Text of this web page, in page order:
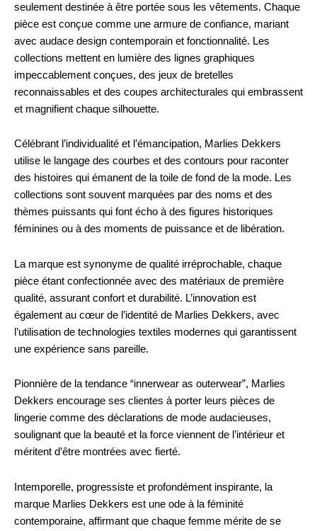
seulement destinée à être portée sous les vêtements. Chaque
pièce est conçue comme une armure de confiance, mariant
avec audace design contemporain et fonctionnalité. Les
collections mettent en lumière des lignes graphiques
impeccablement conçues, des jeux de bretelles
reconnaissables et des coupes architecturales qui embrassent
et magnifient chaque silhouette.
Célébrant l’individualité et l’émancipation, Marlies Dekkers
utilise le langage des courbes et des contours pour raconter
des histoires qui émanent de la toile de fond de la mode. Les
collections sont souvent marquées par des noms et des
thèmes puissants qui font écho à des figures historiques
féminines ou à des moments de puissance et de libération.
La marque est synonyme de qualité irréprochable, chaque
pièce étant confectionnée avec des matériaux de première
qualité, assurant confort et durabilité. L’innovation est
également au cœur de l’identité de Marlies Dekkers, avec
l’utilisation de technologies textiles modernes qui garantissent
une expérience sans pareille.
Pionnière de la tendance “innerwear as outerwear”, Marlies
Dekkers encourage ses clientes à porter leurs pièces de
lingerie comme des déclarations de mode audacieuses,
soulignant que la beauté et la force viennent de l’intérieur et
méritent d’être montrées avec fierté.
Intemporelle, progressiste et profondément inspirante, la
marque Marlies Dekkers est une ode à la féminité
contemporaine, affirmant que chaque femme mérite de se